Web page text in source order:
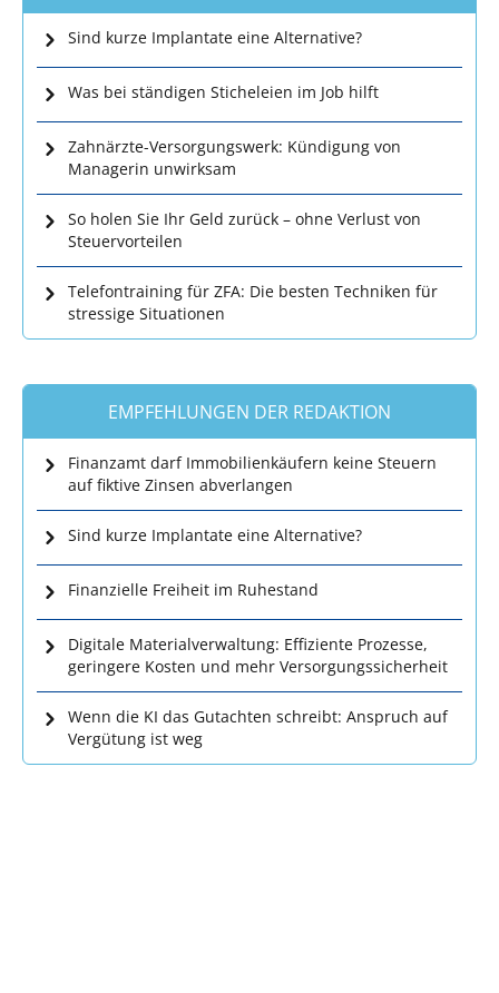
Sind kurze Implantate eine Alternative?
Was bei ständigen Sticheleien im Job hilft
Zahnärzte-Versorgungswerk: Kündigung von
Managerin unwirksam
So holen Sie Ihr Geld zurück – ohne Verlust von
Steuervorteilen
Telefontraining für ZFA: Die besten Techniken für
stressige Situationen
EMPFEHLUNGEN DER REDAKTION
Finanzamt darf Immobilienkäufern keine Steuern
auf fiktive Zinsen abverlangen
Sind kurze Implantate eine Alternative?
Finanzielle Freiheit im Ruhestand
Digitale Materialverwaltung: Effiziente Prozesse,
geringere Kosten und mehr Versorgungssicherheit
Wenn die KI das Gutachten schreibt: Anspruch auf
Vergütung ist weg